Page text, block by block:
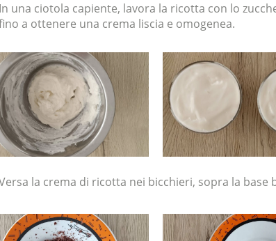
una ciotola capiente, lavora la ricotta con lo
a ottenere una crema liscia e omogenea.
la crema di ricotta nei bicchieri, sopra la base